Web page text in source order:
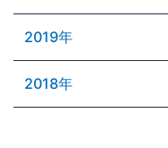
2019年
2018年